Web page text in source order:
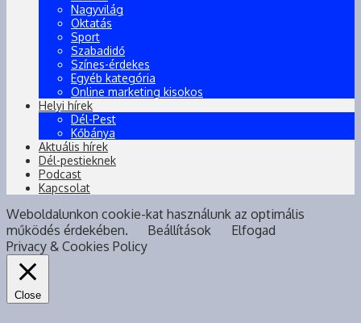
Nagyvilág
Oktatás
Sport
Szabadidő
Színes-érdekes
Egyéb kategória
Online marketing kisokos
Helyi hírek
Dél-Pest
Kőbánya
Aktuális hírek
Dél-pestieknek
Podcast
Kapcsolat
Weboldalunkon cookie-kat használunk az optimális
működés érdekében.
Beállítások
Elfogad
Privacy & Cookies Policy
Close